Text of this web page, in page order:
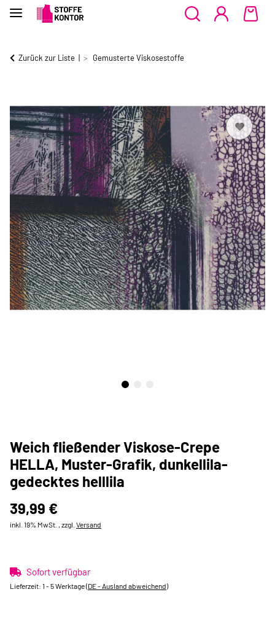
Zurück zur Liste Gemusterte Viskosestoffe
Weich fließender Viskose-Crepe
HELLA, Muster-Grafik, dunkellila-
gedecktes helllila
39,99 €
inkl. 19% MwSt. , zzgl. Versand
Sofort verfügbar
Lieferzeit: 1 - 5 Werktage(DE - Ausland abweichend)